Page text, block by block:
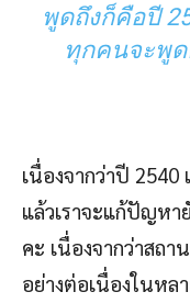
พูดถึงก็คือปี
ทุกคนจะพูด
เนื่องจากว่าปี
แล้วเราจะแก้ปัญห
คะ เนื่องจากว่าสถา
อย่างต่อเนื่องในหล